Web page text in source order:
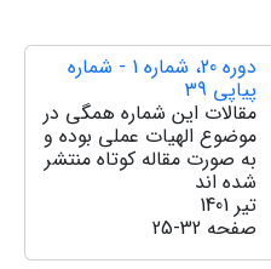
دوره 20، شماره 1 - شماره
پیاپی 39
مقالات این شماره همگی در
موضوع الهیات عملی بوده و
به صورت مقاله کوتاه منتشر
شده اند
تیر 1401
صفحه 25-32